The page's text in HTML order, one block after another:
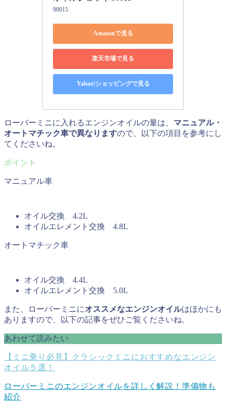
90015
Amazonで見る
楽天市場で見る
Yahoo!ショッピングで見る
ローバーミニに入れるエンジンオイルの量は、 マニュアル・
オートマチック車で異なりますので、以下の項目を参考にし
てくださいね。
マニュアル車
オイル交換 4.2L
オイルエレメント交換 4.8L
オートマチック車
オイル交換 4.4L
オイルエレメント交換 5.0L
また、ローバーミニにオススメなエンジンオイルはほかにも
ありますので、以下の記事をぜひご覧くださいね。
あわせて読みたい
【ミニ乗り必見】クラシックミニにおすすめなエンジン
オイル５選！
ローバーミニのエンジンオイルを詳しく解説！準備物も
紹介